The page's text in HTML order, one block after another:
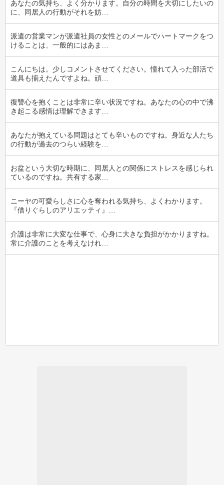
あなたの気持ち、よく分かります。自分の時間を大切にしたいの
に、同居人の行動がそれを妨…
派遣の営業マンが派遣社員の女性とのメールでハートマークをつ
けることは、一般的にはあま…
こんにちは。少しコメントさせてください。憧れて入った部活で
道具も揃えたんですよね。頑…
復讐心を抱くことは非常に辛い状況ですね。あなたの心の中で沸
き起こる感情は理解できます…
あなたが抱えている問題はとても辛いものですね。身近な人たち
の行動が過去のつらい経験を…
お盆という大切な時期に、同居人との関係にストレスを感じられ
ているのですね。共有する家…
ニーヤの可愛らしさに心を奪われる気持ち、よくわかります。
『借りぐらしのアリエッティ』…
介護は非常に大変な仕事で、心身に大きな負担がかかりますね。
常に介護のことを考えなけれ…